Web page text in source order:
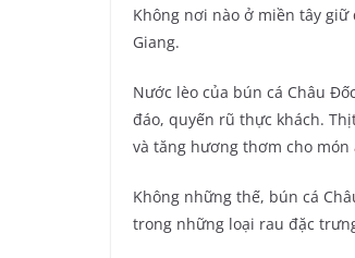
Không nơi nào ở miền tây
Giang.
Nước lèo của bún cá Châu
đáo, quyến rũ thực khách.
và tăng hương thơm cho món
Không những thế, bún cá
trong những loại rau đặc